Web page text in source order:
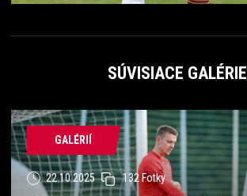
SÚVISIACE GALÉRIE
GALÉRIÍ
22.10.2025 132 Fotky